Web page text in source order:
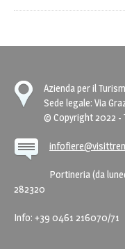
Azienda per il
Sede legale: Via
© Copyright 2022 -
Portineria (da
282320
Info: +39 0461 216070/71